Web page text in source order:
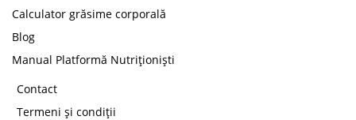
Calculator grăsime corporală
Blog
Manual Platformă Nutriționiști
Contact
Termeni și condiții